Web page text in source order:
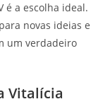
é a escolha ideal.
novas ideias e
um verdadeiro
Vitalícia